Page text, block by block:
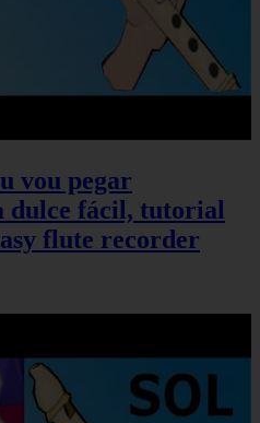
vou pegar
dulce fácil, tutorial
flute recorder